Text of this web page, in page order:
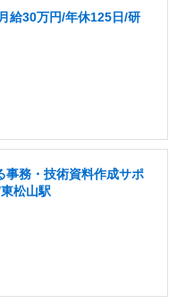
給30万円/年休125日/研
事務・技術資料作成サポ
松山駅